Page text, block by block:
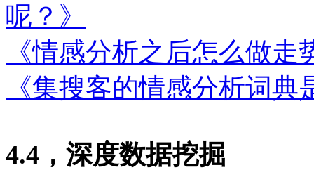
呢？》
《情感分析之后怎么做走
《集搜客的情感分析词
4.4，深度数据挖掘